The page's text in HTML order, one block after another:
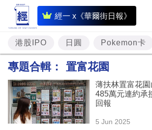
經一 x《華爾街日報》
即
時
財
經
題
投
資
港股IPO 日圓 Pokemon卡
專題合輯： 置富花園
薄扶林置富花
485萬元連約承
回報
5 Jun 2025